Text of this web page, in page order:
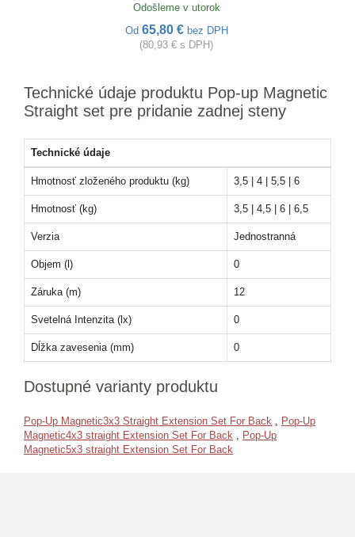
Odošleme v utorok
Od 65,80 € bez DPH
(80,93 € s DPH)
Technické údaje produktu Pop-up Magnetic
Straight set pre pridanie zadnej steny
Technické údaje
Hmotnosť zloženého produktu (kg) 3,5 | 4 | 5,5 | 6
Hmotnosť (kg) 3,5 | 4,5 | 6 | 6,5
Verzia Jednostranná
Objem (l) 0
Záruka (m) 12
Svetelná Intenzita (lx) 0
Dĺžka zavesenia (mm) 0
Dostupné varianty produktu
Pop-Up Magnetic3x3 Straight Extension Set For Back
Pop-Up
Magnetic4x3 straight Extension Set For Back
Pop-Up
Magnetic5x3 straight Extension Set For Back